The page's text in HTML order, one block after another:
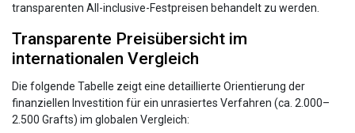
transparenten All-inclusive-Festpreisen behandelt zu werden.
Transparente Preisübersicht im
internationalen Vergleich
Die folgende Tabelle zeigt eine detaillierte Orientierung der
finanziellen Investition für ein unrasiertes Verfahren (ca. 2.000–
2.500 Grafts) im globalen Vergleich: